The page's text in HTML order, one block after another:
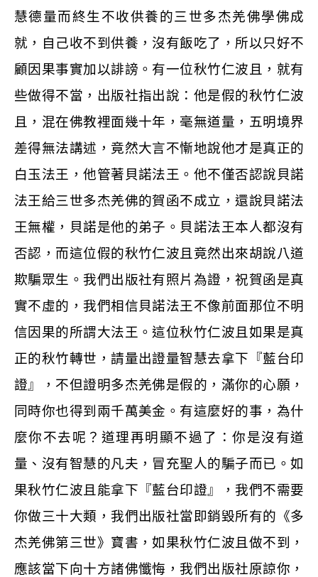
慧德量而終生不收供養的三世多杰羌佛學佛成
就，自己收不到供養，沒有飯吃了，所以只好不
顧因果事實加以誹謗。有一位秋竹仁波且，就有
些做得不當，出版社指出說：他是假的秋竹仁波
且，混在佛教裡面幾十年，毫無道量，五明境界
差得無法講述，竟然大言不慚地說他才是真正的
白玉法王，他管著貝諾法王。他不僅否認說貝諾
法王給三世多杰羌佛的賀函不成立，還說貝諾法
王無權，貝諾是他的弟子。貝諾法王本人都沒有
否認，而這位假的秋竹仁波且竟然出來胡說八道
欺騙眾生。我們出版社有照片為證，祝賀函是真
實不虛的，我們相信貝諾法王不像前面那位不明
信因果的所謂大法王。這位秋竹仁波且如果是真
正的秋竹轉世，請量出證量智慧去拿下『藍台印
證』，不但證明多杰羌佛是假的，滿你的心願，
同時你也得到兩千萬美金。有這麼好的事，為什
麼你不去呢？道理再明顯不過了：你是沒有道
量、沒有智慧的凡夫，冒充聖人的騙子而已。如
果秋竹仁波且能拿下『藍台印證』，我們不需要
你做三十大類，我們出版社當即銷毀所有的《多
杰羌佛第三世》寶書，如果秋竹仁波且做不到，
應該當下向十方諸佛懺悔，我們出版社原諒你，